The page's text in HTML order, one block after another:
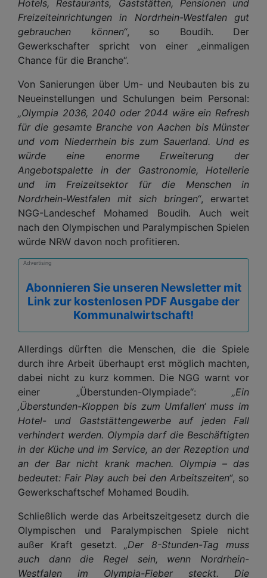
Hotels, Restaurants, Gaststätten, Pensionen und
Freizeiteinrichtungen in Nordrhein-Westfalen gut
gebrauchen können“, so Boudih. Der
Gewerkschafter spricht von einer „einmaligen
Chance für die Branche“.
Von Sanierungen über Um- und Neubauten bis zu
Neueinstellungen und Schulungen beim Personal:
„Olympia 2036, 2040 oder 2044 wäre ein Refresh
für die gesamte Branche von Aachen bis Münster
und vom Niederrhein bis zum Sauerland. Und es
würde eine enorme Erweiterung der
Angebotspalette in der Gastronomie, Hotellerie
und im Freizeitsektor für die Menschen in
Nordrhein-Westfalen mit sich bringen“, erwartet
NGG-Landeschef Mohamed Boudih. Auch weit
nach den Olympischen und Paralympischen Spielen
würde NRW davon noch profitieren.
Advertising
Abonnieren Sie unseren Newsletter mit
Link zur kostenlosen PDF Ausgabe der
Kommunalwirtschaft!
Allerdings dürften die Menschen, die die Spiele
durch ihre Arbeit überhaupt erst möglich machten,
dabei nicht zu kurz kommen. Die NGG warnt vor
einer „Überstunden-Olympiade“: „Ein
‚Überstunden-Kloppen bis zum Umfallen‘ muss im
Hotel- und Gaststättengewerbe auf jeden Fall
verhindert werden. Olympia darf die Beschäftigten
in der Küche und im Service, an der Rezeption und
an der Bar nicht krank machen. Olympia – das
bedeutet: Fair Play auch bei den Arbeitszeiten“, so
Gewerkschaftschef Mohamed Boudih.
Schließlich werde das Arbeitszeitgesetz durch die
Olympischen und Paralympischen Spiele nicht
außer Kraft gesetzt. „Der 8-Stunden-Tag muss
auch dann die Regel sein, wenn Nordrhein-
Westfalen im Olympia-Fieber steckt. Die